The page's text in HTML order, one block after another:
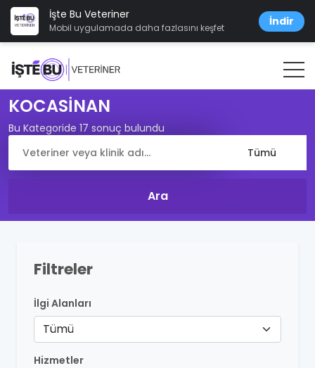
İşte Bu Veteriner
Mobil uygulamada daha fazlasını keşfet İndir
KOCASİNAN
Bu Kategoride 17 sonuç bulundu
Filtreler
İlgi Alanları
Tümü
Hizmetler